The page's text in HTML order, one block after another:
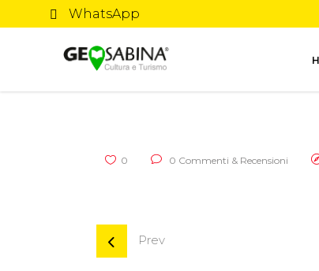
WhatsApp
0 0 Commenti & Recensioni
Prev